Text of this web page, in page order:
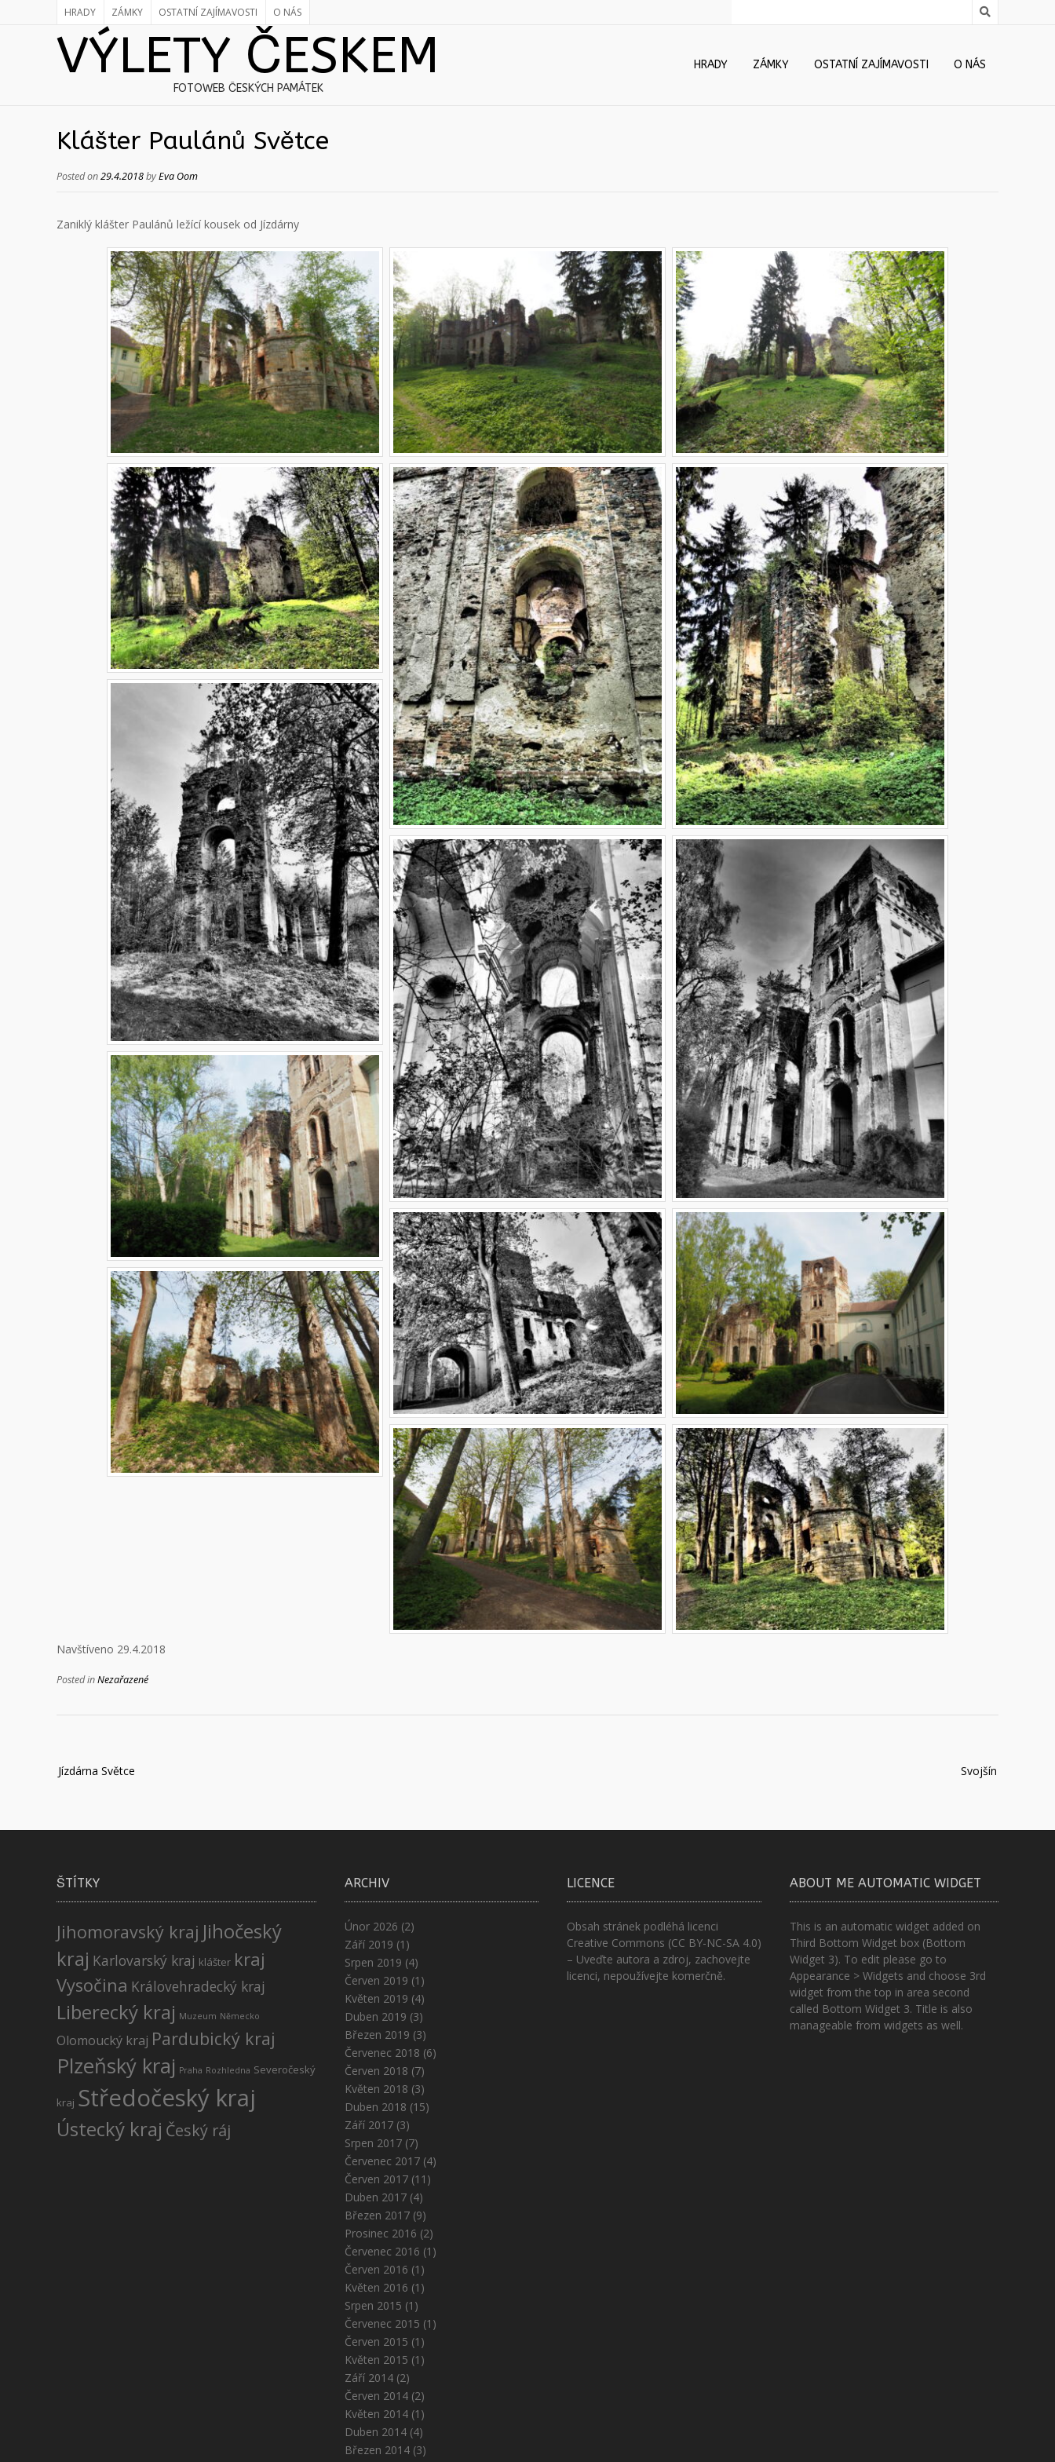
HRADY ZÁMKY OSTATNÍ ZAJÍMAVOSTI O NÁS
VÝLETY ČESKEM
FOTOWEB ČESKÝCH PAMÁTEK
HRADY ZÁMKY OSTATNÍ ZAJÍMAVOSTI O NÁS
Klášter Paulánů Světce
Posted on29.4.2018byEva Oom
Zaniklý klášter Paulánů ležící kousek od Jízdárny
Navštíveno 29.4.2018
Posted inNezařazené
pro
Svojšín
Jízdárna Světce
ŠTÍTKY
Jihomoravský kraj Jihočeský
kraj Karlovarský kraj klášter kraj
Vysočina Královehradecký kraj
Liberecký kraj Muzeum Německo
Olomoucký kraj Pardubický kraj
Plzeňský kraj Praha Rozhledna Severočeský
kraj Středočeský kraj
Ústecký kraj Český ráj
ARCHIV
Únor 2026 (2)
Září 2019 (1)
Srpen 2019 (4)
Červen 2019 (1)
Květen 2019 (4)
Duben 2019 (3)
Březen 2019 (3)
Červenec 2018 (6)
Červen 2018 (7)
Květen 2018 (3)
Duben 2018 (15)
Září 2017 (3)
Srpen 2017 (7)
Červenec 2017 (4)
Červen 2017 (11)
Duben 2017 (4)
Březen 2017 (9)
Prosinec 2016 (2)
Červenec 2016 (1)
Červen 2016 (1)
Květen 2016 (1)
Srpen 2015 (1)
Červenec 2015 (1)
Červen 2015 (1)
Květen 2015 (1)
Září 2014 (2)
Červen 2014 (2)
Květen 2014 (1)
Duben 2014 (4)
Březen 2014 (3)
LICENCE
Obsah stránek podléhá licenci
Creative Commons (CC BY-NC-SA 4.0)
– Uveďte autora a zdroj, zachovejte
licenci, nepoužívejte komerčně.
ABOUT ME AUTOMATIC WIDGET
This is an automatic widget added on
Third Bottom Widget box (Bottom
Widget 3). To edit please go to
Appearance > Widgets and choose 3rd
widget from the top in area second
called Bottom Widget 3. Title is also
manageable from widgets as well.